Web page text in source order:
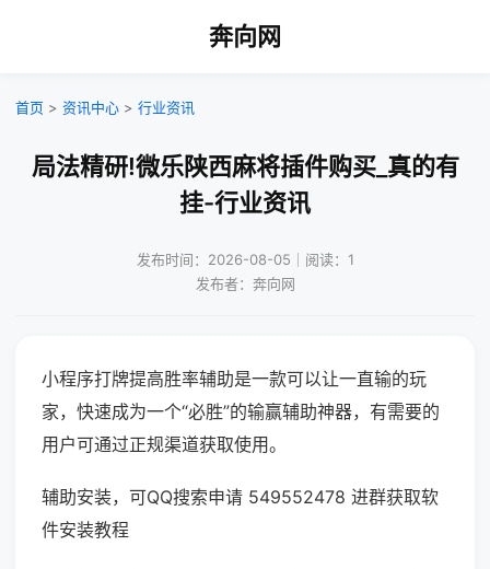
奔向网
首页 > 资讯中心 > 行业资讯
局法精研!微乐陕西麻将插件购买_真的有
挂-行业资讯
发布时间：2026-08-05｜阅读：1
发布者：奔向网
小程序打牌提高胜率辅助是一款可以让一直输的玩
家，快速成为一个“必胜”的输赢辅助神器，有需要的
用户可通过正规渠道获取使用。
辅助安装，可QQ搜索申请 549552478 进群获取软
件安装教程